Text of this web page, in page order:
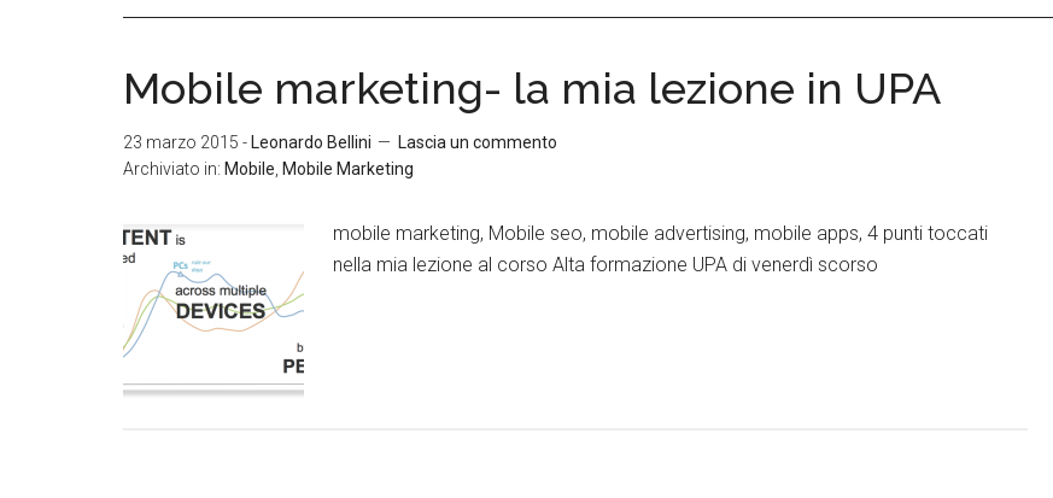
Mobile marketing- la mia lezione in UPA
23 marzo 2015 - Leonardo Bellini
Lascia un commento
Archiviato in: Mobile Mobile Marketing
mobile marketing, Mobile seo, mobile advertising, mobile apps, 4 punti toccati
nella mia lezione al corso Alta formazione UPA di venerdì scorso